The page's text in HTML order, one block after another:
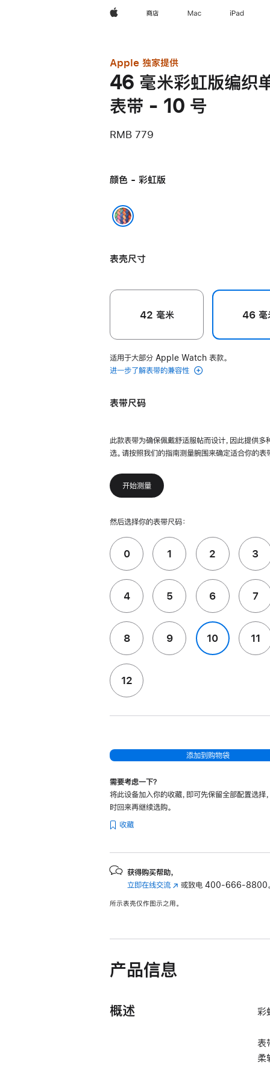
Apple 商店 Mac iPad
Apple 独家提供
46 毫米彩虹版编织
表带 - 10 号
RMB 779
颜色 - 彩虹版
表壳尺寸
42 毫米 46 毫
适用于大部分 Apple Watch 表款。
进一步了解表带的兼容性
表带尺码
此款表带为确保佩戴舒适服帖而设计，因此提供多
选。请按照我们的指南测量腕围来确定适合你的表
开始测量
然后选择你的表带尺码：
0 1 2 3
4 5 6 7
8 9 10 11
12
添加到购物袋
需要考虑一下？
将此设备加入你的收藏，即可先保留全部配置选择
时回来再继续选购。
收藏
获得购买帮助，
立即在线交流 (在 或致电400-666-8800
所示表壳仅作图示之用。
产品信息
概述 彩
表
柔